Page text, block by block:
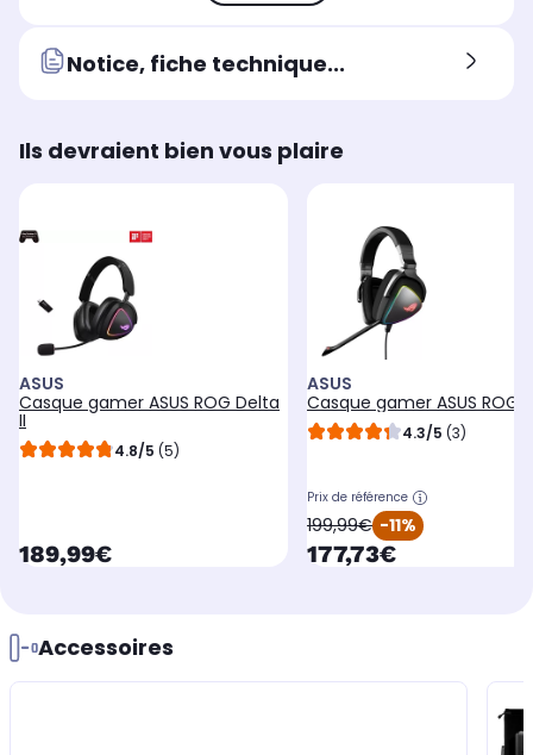
Notice, fiche technique...
Ils devraient bien vous plaire
ASUS
Casque gamer ASUS ROG Delta
II
4.8/5 (5)
currentPrice
189,99€
ASUS
Casque gamer ASUS ROG
4.3/5 (3)
Prix de référence
oldPrice
199,99€ -11%
currentPrice
177,73€
Accessoires